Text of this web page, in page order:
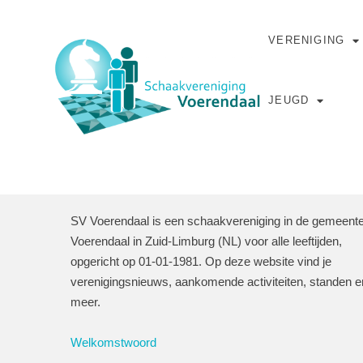
VERENIGING
JEUGD
SV Voerendaal is een schaakvereniging in de
Voerendaal in Zuid-Limburg (NL) voor alle leeftijden,
opgericht op 01-01-1981. Op deze website vind je
verenigingsnieuws, aankomende activiteiten, standen
meer.
Welkomstwoord